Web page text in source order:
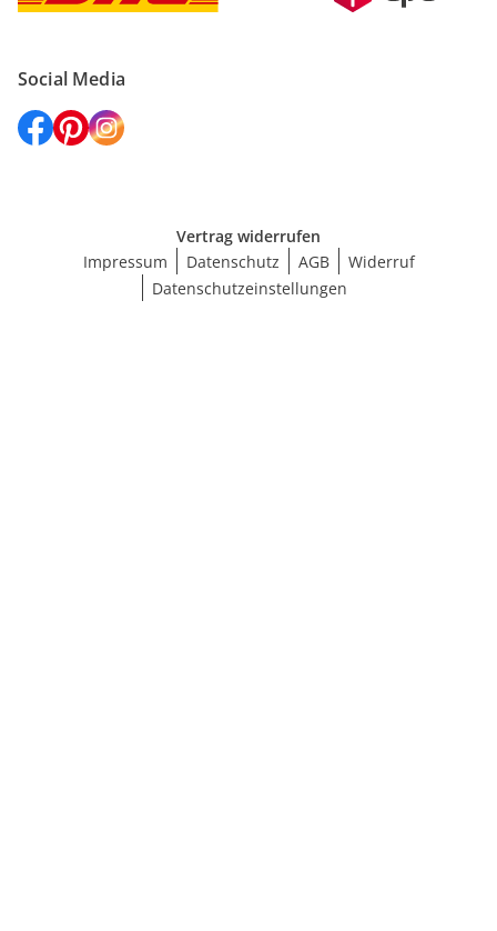
Social Media
Vertrag widerrufen
Impressum
Datenschutz AGB
Widerruf
Datenschutzeinstellungen